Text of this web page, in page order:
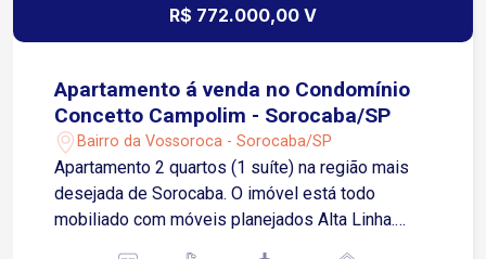
R$ 772.000,00 V
Apartamento á venda no Condomínio
Concetto Campolim - Sorocaba/SP
Bairro da Vossoroca - Sorocaba/SP
Apartamento 2 quartos (1 suíte) na região mais
desejada de Sorocaba. O imóvel está todo
mobiliado com móveis planejados Alta Linha.